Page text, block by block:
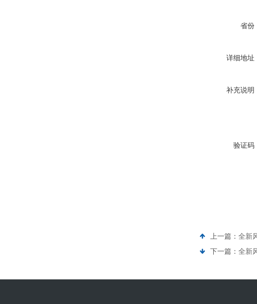
省份
详细地址
补充说明
验证码
上一篇： 全新
下一篇： 全新